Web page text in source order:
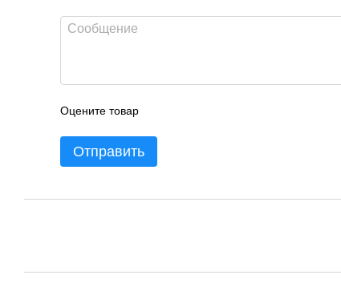
Оцените товар
Отправить